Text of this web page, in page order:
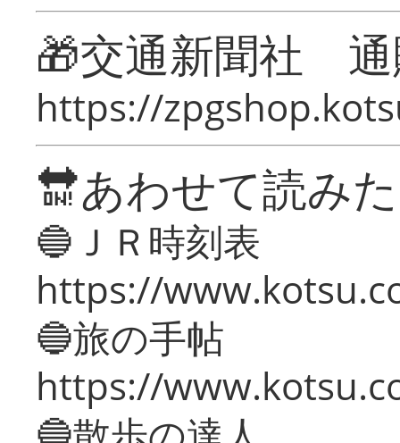
🎁交通新聞社
https://
🔛あわせて読み
🔵ＪＲ時刻表
https://
🔵旅の手帖
https://